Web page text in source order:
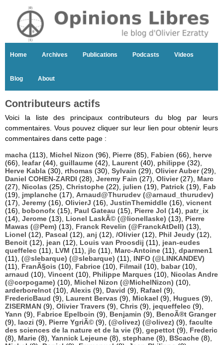
Home Archives Publications Podcasts Videos
Blog About
Contributeurs actifs
Voici la liste des principaux contributeurs du blog par leurs
commentaires. Vous pouvez cliquer sur leur lien pour obtenir leurs
commentaires dans cette page :
macha (113), Michel Nizon (96), Pierre (85), Fabien (66), herve
(66), leafar(44), guillaume (42), Laurent (40), philippe (32),
Herve Kabla (30), rthomas (30), Sylvain (29), Olivier Auber(29),
Daniel COHEN-ZARDI (28), Jeremy Fain (27), Olivier(27), Marc
(27), Nicolas (25), Christophe (22), julien (19), Patrick (19), Fab
(19), jmplanche (17), Arnaud@Thurudev (@arnaud_thurudev)
(17), Jeremy (16), OlivierJ (16), JustinThemiddle (16), vicnent
(16), bobonofx (15), Paul Gateau (15), Pierre Jol (14), patr_ix
(14), Jerome (13), Lionel LaskÃ© (@lionellaske) (13), Pierre
Mawas (@Pem) (13), Franck Revelin (@FranckAtDell) (13),
Lionel (12), Pascal (12), anj (12), /Olivier(12), Phil Jeudy (12),
Benoit (12), jean (12), Louis van Proosdij (11), jean-eudes
queffelec (11), LVM (11), jlc (11), Marc-Antoine (11), dparmen1
(11), (@slebarque) (@slebarque) (11), INFO (@LINKANDEV)
(11), FranÃ§ois (10), Fabrice (10), Filmail (10), babar(10),
arnaud (10), Vincent (10), Philippe Marques (10), Nicolas Andre
(@corpogame) (10), Michel Nizon (@MichelNizon) (10),
arderborelnot (10), Alexis (9), David (9), Rafael (9),
FredericBaud (9), Laurent Bervas (9), Mickael (9), Hugues (9),
ZISERMAN (9), Olivier Travers (9), Chris (9), jequeffelec (9),
Yann (9), Fabrice Epelboin (9), Benjamin (9), BenoÃ®t Granger
(9), laozi (9), Pierre YgriÃ© (9), (@olivez) (@olivez) (9), faculte
des sciences de la nature et de la vie (9), gepettot (9), Frederic
(8), Marie (8), Yannick Lejeune (8), stephane (8), BScache (8),